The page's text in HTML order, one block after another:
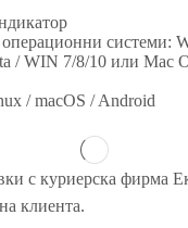
системи:
/ WIN 7/8/10 или Mac
/ macOS / Android
с куриерска фирма
клиента.